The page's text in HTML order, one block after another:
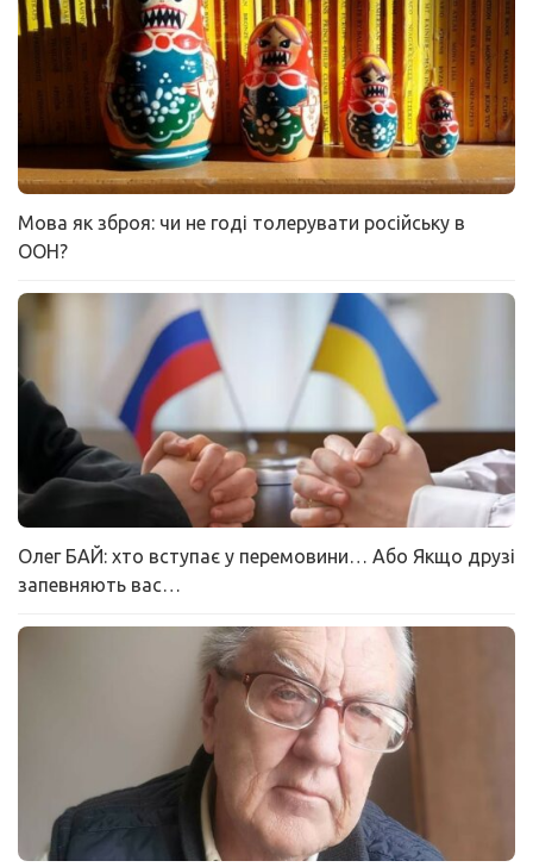
Мова як зброя: чи не годі толерувати російську в
ООН?
Олег БАЙ: хто вступає у перемовини… Або Якщо друзі
запевняють вас…